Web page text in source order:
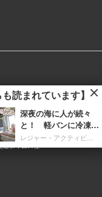
も読まれています】
灰や煙を「3次燃焼」
で解決！ 薪を約3
0％節約できたうえに
炎も美しくなった焚火
キャンプ用品
タイムス社